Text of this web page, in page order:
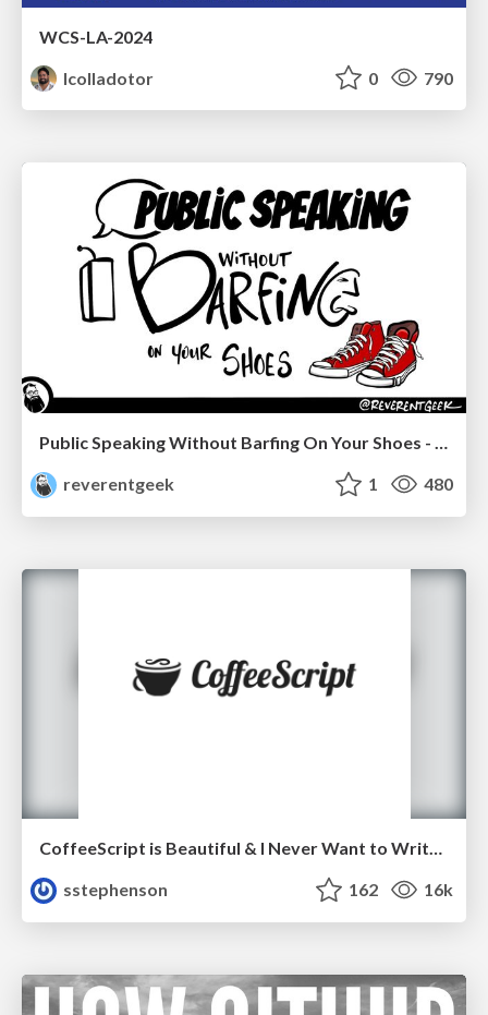
WCS-LA-2024
lcolladotor
0 790
Public Speaking Without Barfing On Your Shoes - THAT 2023
reverentgeek
1 480
CoffeeScript is Beautiful & I Never Want to Write Plain JavaScript Again
sstephenson
162 16k